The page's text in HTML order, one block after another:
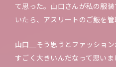
て思った。山口さんが私の服
いたら、アスリートのご飯を管
山口＿ そう思うとファッショ
すごく大きいんだなって思いま